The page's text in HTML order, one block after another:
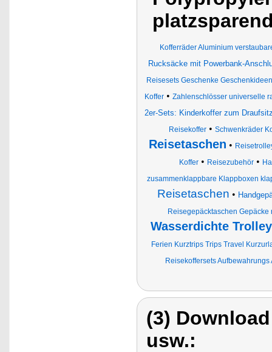
Kofferräder Aluminium
Rucksäcke mit Powerbank-
Reisesets Geschenke
Koffer • Zahlenschlösser universelle
2er-Sets: Kinderkoffer zum
Reisekoffer • Schwenkräder
Reisetaschen •
Koffer• Reisezubehör•
zusammenklappbare Klappboxen
Reisetaschen •
Reisegepäcktaschen
Wasserdichte
Ferien Kurztrips Trips Travel
Reisekoffersets Aufbewahrungs
(3)
usw.: